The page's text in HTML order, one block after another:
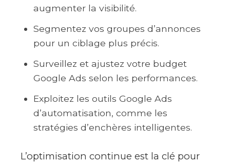
augmenter la visibilité.
Segmentez vos groupes d’annonces
pour un ciblage plus précis.
Surveillez et ajustez votre budget
Google Ads selon les performances.
Exploitez les outils Google Ads
d’automatisation, comme les
stratégies d’enchères intelligentes.
L’optimisation continue est la clé pour